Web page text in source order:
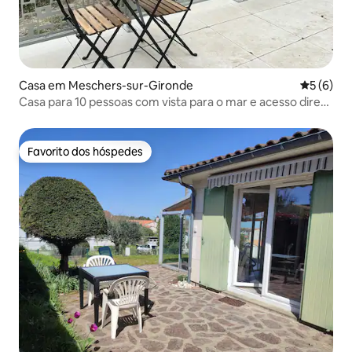
Casa em Meschers-sur-Gironde
5 (6)
Casa para 10 pessoas com vista para o mar e acesso direto
Favorito dos hóspedes
Favorito dos hóspedes